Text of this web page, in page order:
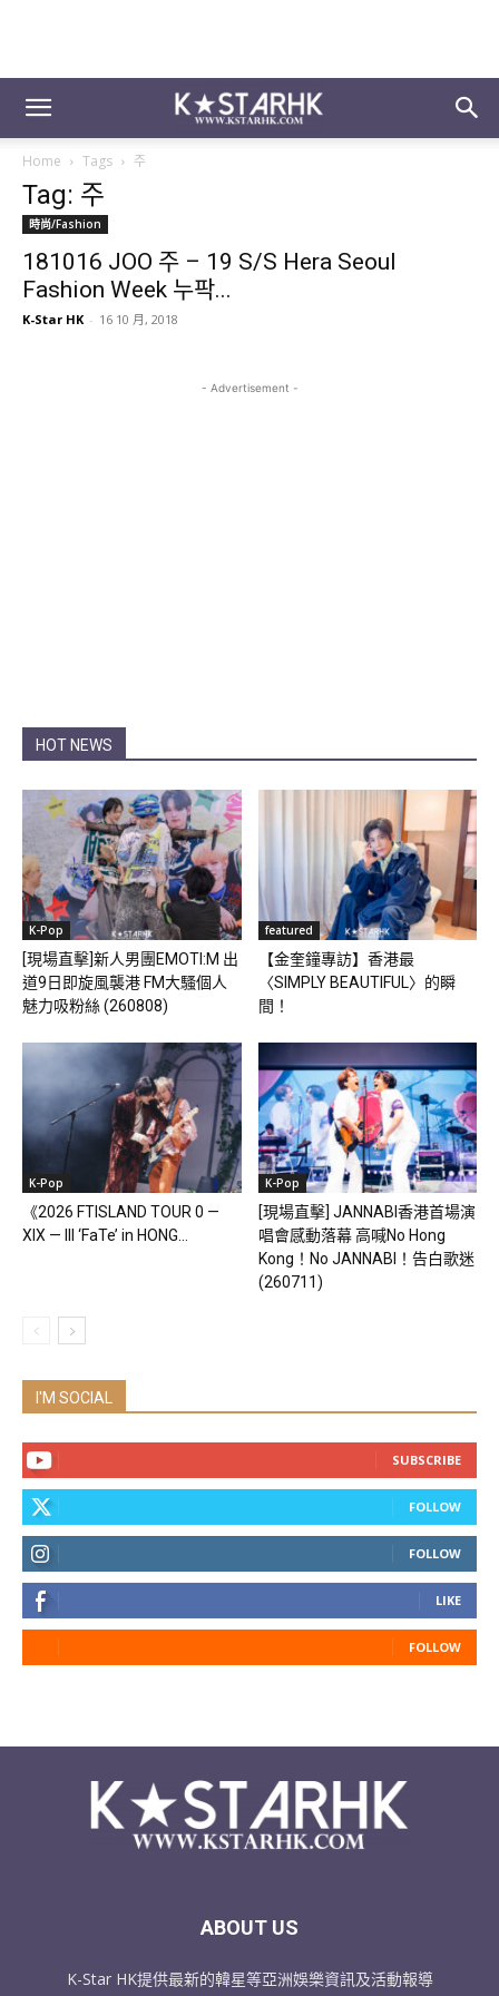
Home Tags 주
Tag: 주
時尚/Fashion
181016 JOO 주 – 19 S/S Hera Seoul
Fashion Week 누팍...
K-Star HK - 16 10 月, 2018
- Advertisement -
HOT NEWS
K-Pop
[現場直擊]新人男團EMOTI:M 出
道9日即旋風襲港 FM大騷個人
魅力吸粉絲 (260808)
featured
【金奎鐘專訪】香港最
〈SIMPLY BEAUTIFUL〉的瞬
間！
K-Pop
《2026 FTISLAND TOUR 0 —
XIX — III ‘FaTe’ in HONG...
K-Pop
[現場直擊] JANNABI香港首場演
唱會感動落幕 高喊No Hong
Kong！No JANNABI！告白歌迷
(260711)
I'M SOCIAL
SUBSCRIBE
FOLLOW
FOLLOW
LIKE
FOLLOW
ABOUT US
K-Star HK提供最新的韓星等亞洲娛樂資訊及活動報導